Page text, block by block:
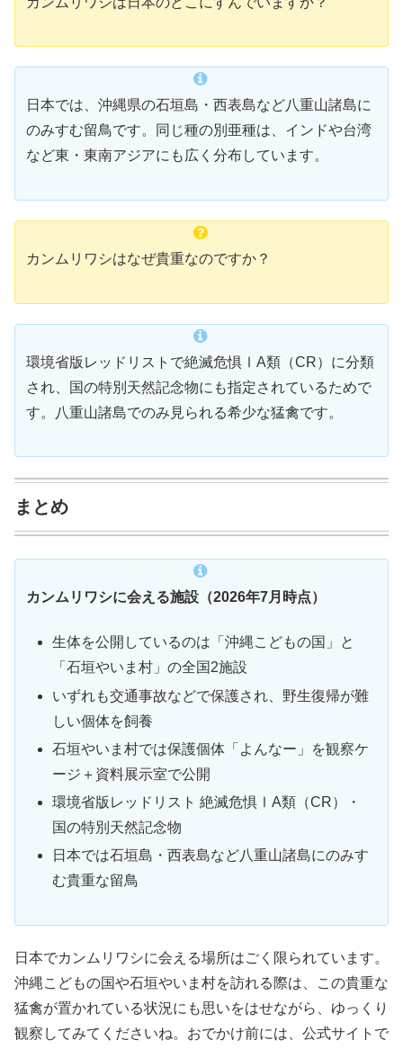
日本では、沖縄県の石垣島・西表島など八重山諸島に
のみすむ留鳥です。同じ種の別亜種は、インドや台湾
など東・東南アジアにも広く分布しています。
カンムリワシはなぜ貴重なのですか？
環境省版レッドリストで絶滅危惧ⅠA類（CR）に分類
され、国の特別天然記念物にも指定されているためで
す。八重山諸島でのみ見られる希少な猛禽です。
まとめ
カンムリワシに会える施設（2026年7月時点）
生体を公開しているのは「沖縄こどもの国」と
「石垣やいま村」の全国2施設
いずれも交通事故などで保護され、野生復帰が難
しい個体を飼養
石垣やいま村では保護個体「よんなー」を観察ケ
ージ＋資料展示室で公開
環境省版レッドリスト 絶滅危惧ⅠA類（CR）・
国の特別天然記念物
日本では石垣島・西表島など八重山諸島にのみす
む貴重な留鳥
日本でカンムリワシに会える場所はごく限られています。
沖縄こどもの国や石垣やいま村を訪れる際は、この貴重な
猛禽が置かれている状況にも思いをはせながら、ゆっくり
観察してみてくださいね。おでかけ前には、公式サイトで